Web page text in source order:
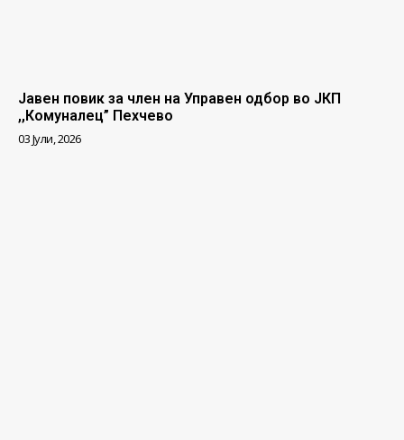
Јавен повик за член на Управен одбор во ЈКП
,,Комуналец” Пехчево
03 Јули, 2026